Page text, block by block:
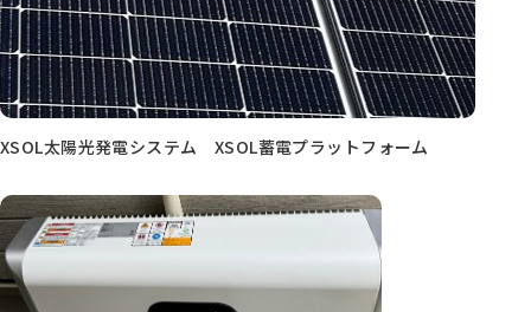
XSOL太陽光発電システム XSOL蓄電プラットフォーム